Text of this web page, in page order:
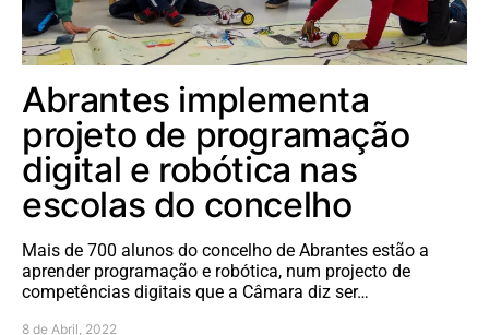
Abrantes implementa
projeto de programação
digital e robótica nas
escolas do concelho
Mais de 700 alunos do concelho de Abrantes estão a
aprender programação e robótica, num projecto de
competências digitais que a Câmara diz ser…
8 de Abril, 2022